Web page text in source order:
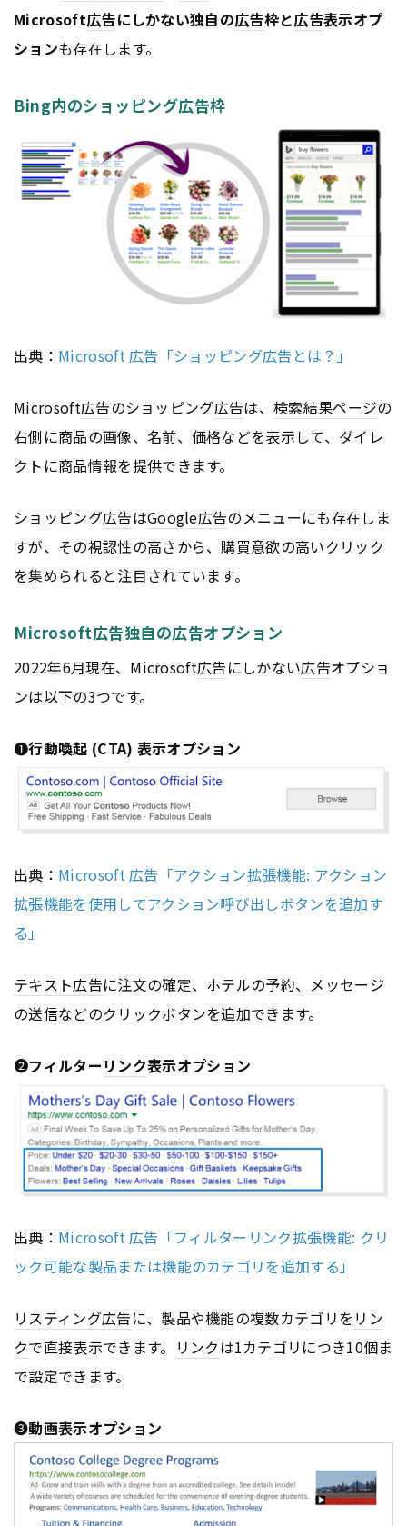
Microsoft広告にしかない独自の広告枠と広告表示オプ
ションも存在します。
Bing内のショッピング広告枠
出典： Microsoft 広告「ショッピング広告とは？」
Microsoft広告のショッピング広告は、検索結果ページの
右側に商品の画像、名前、価格などを表示して、ダイレ
クトに商品情報を提供できます。
ショッピング広告はGoogle広告のメニューにも存在しま
すが、その視認性の高さから、購買意欲の高いクリック
を集められると注目されています。
Microsoft広告独自の広告オプション
2022年6月現在、Microsoft広告にしかない広告オプショ
ンは以下の3つです。
➊行動喚起 (CTA) 表示オプション
出典： Microsoft 広告「アクション拡張機能: アクション
拡張機能を使用してアクション呼び出しボタンを追加す
る」
テキスト広告に注文の確定、ホテルの予約、メッセージ
の送信などのクリックボタンを追加できます。
➋フィルター リンク表示オプション
出典： Microsoft 広告「フィルターリンク拡張機能: クリ
ック可能な製品または機能のカテゴリを追加する」
リスティング広告に、製品や機能の複数カテゴリを リン
クで直接表示できます。 リンクは1カテゴリにつき10個ま
で設定できます。
➌動画表示オプション